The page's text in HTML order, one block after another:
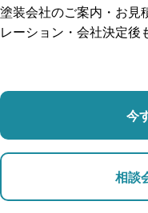
支払い対応
マンション
店舗・事務
塗装会社のご案内・お見
レーション・会社決定後
今
相談